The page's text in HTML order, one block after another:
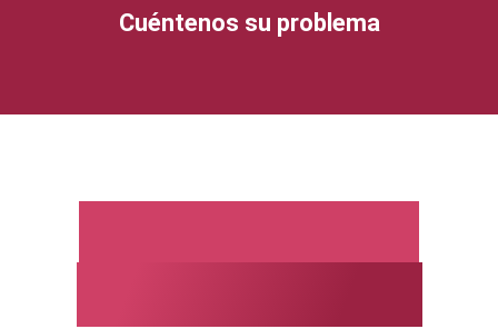
Cuéntenos su problema